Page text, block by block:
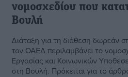
νομοσχεδίου που
Βουλή
Διάταξη για τη διάθεση δωρεάν
τον ΟΑΕΔ περιλαμβάνει το
Εργασίας και Κοινωνικών
στη Βουλή. Πρόκειται για το